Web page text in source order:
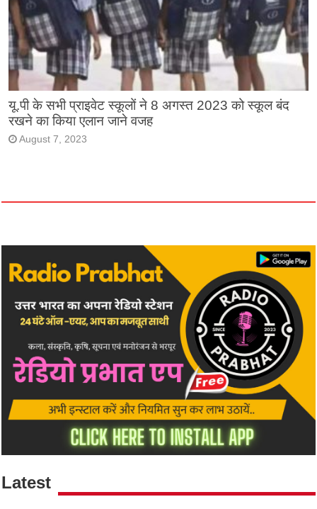
यू.पी के सभी प्राइवेट स्कूलों ने 8 अगस्त 2023 को स्कूल बंद
रखने का किया एलान जाने वजह
August 7, 2023
Latest